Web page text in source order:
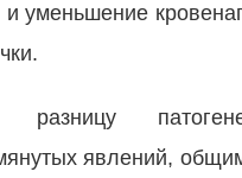
и уменьшение
явлений,